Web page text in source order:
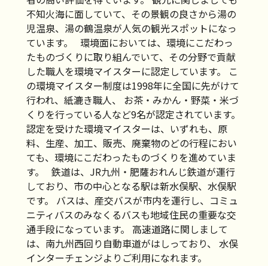
不知火海に面していて、その景観の良さから湯の
児温泉、湯の鶴温泉が人気の観光スポットになっ
ています。 環境面においては、環境にこだわっ
たものづくりに取り組んでいて、その分野で貢献
した職人を環境マイスターに認定しています。 こ
の環境マイスター制度は1998年に全国に先がけて
行われ、紙漉き職人、 お茶・みかん・野菜・米づ
くりを行っている人など9名が認定されています。
認定を受けた環境マイスターは、いずれも、原
料、生産、加工、販売、廃棄物のどの行程におい
ても、環境にこだわったものづくりを進めていま
す。 鉄道は、JR九州・肥薩おれんじ鉄道が運行
しており、市の中心となる駅は新水俣駅、水俣駅
です。 バスは、産交バスが市内を運行し、コミュ
ニティバスのみなくるバスも地域住民の重要な交
通手段になっています。 高速道路に関しまして
は、南九州西回り自動車道がはしっており、 水俣
インターチェンジよりご利用になれます。